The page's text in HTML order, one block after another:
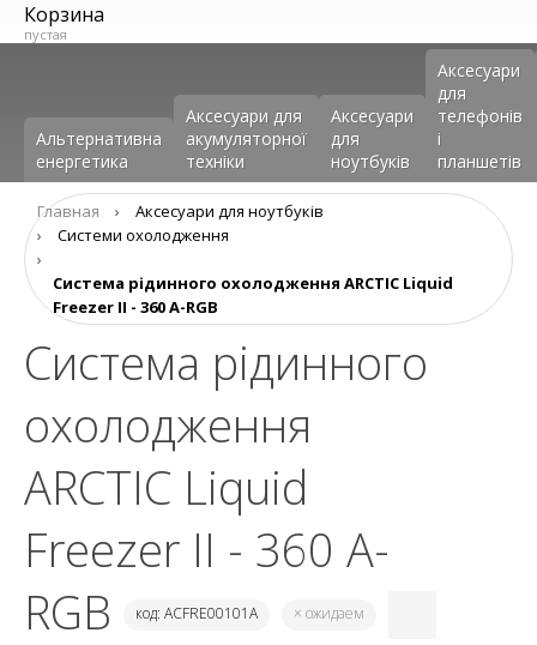
Корзина
пустая
Альтернативна
енергетика
Аксесуари для
акумуляторної
техніки
Аксесуари
для
ноутбуків
Аксеcуари
для
телефонів
і
планшетів
Главная ›
Аксесуари для ноутбуків
›
Системи охолодження
›
Система рідинного охолодження ARCTIC Liquid
Freezer II - 360 A-RGB
Система рідинного
охолодження
ARCTIC Liquid
Freezer II - 360 A-
RGB
код: ACFRE00101A × ожидаем